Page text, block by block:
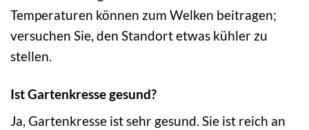
Temperaturen können zum Welken beitragen;
versuchen Sie, den Standort etwas kühler zu
stellen.
Ist Gartenkresse gesund?
Ja, Gartenkresse ist sehr gesund. Sie ist reich an